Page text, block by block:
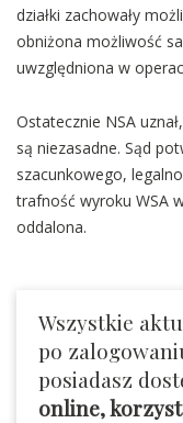
działki zachowały
obniżona możliwość
uwzględniona w
Ostatecznie NSA
są niezasadne. Sąd
szacunkowego,
trafność wyroku WSA
oddalona.
Wszystkie
po
posiadasz
online,